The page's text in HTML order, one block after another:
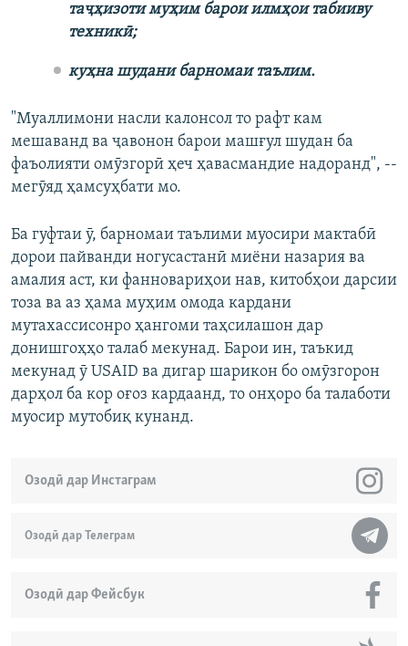
таҷҳизоти муҳим барои илмҳои табииву
техникӣ;
куҳна шудани барномаи таълим.
"Муаллимони насли калонсол то рафт кам
мешаванд ва ҷавонон барои машғул шудан ба
фаъолияти омӯзгорӣ ҳеч ҳавасмандие надоранд", --
мегӯяд ҳамсуҳбати мо.
Ба гуфтаи ӯ, барномаи таълими муосири мактабӣ
дорои пайванди ногусастанӣ миёни назария ва
амалия аст, ки фанновариҳои нав, китобҳои дарсии
тоза ва аз ҳама муҳим омода кардани
мутахассисонро ҳангоми таҳсилашон дар
донишгоҳҳо талаб мекунад. Барои ин, таъкид
мекунад ӯ USAID ва дигар шарикон бо омӯзгорон
дарҳол ба кор оғоз кардаанд, то онҳоро ба талаботи
муосир мутобиқ кунанд.
Озодӣ дар Телеграм
Озодӣ дар Фейсбук
Озодӣ дар Инстаграм